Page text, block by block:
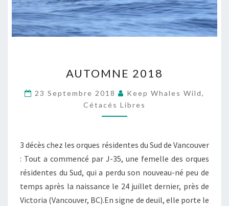
2018
AUTOMNE 2018
23 Septembre 2018
Keep Whales Wild,
Cétacés Libres
3 décès chez les orques résidentes du Sud de Vancouver
: Tout a commencé par J-35, une femelle des orques
résidentes du Sud, qui a perdu son nouveau-né peu de
temps après la naissance le 24 juillet dernier, près de
Victoria (Vancouver, BC).En signe de deuil, elle porte le